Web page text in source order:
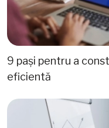
9 pași pentru a
eficientă